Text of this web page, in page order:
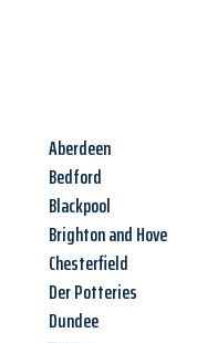
Aberdeen
Bedford
Blackpool
Brighton and Hove
Chesterfield
Der Potteries
Dundee